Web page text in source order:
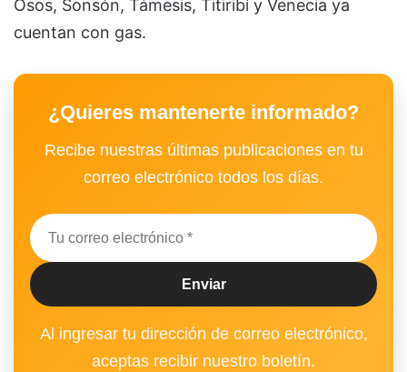
Osos, Sonsón, Támesis, Titiribí y Venecia ya
cuentan con gas.
¿Quieres mantenerte informado?
Recibe nuestras últimas publicaciones en tu
correo electrónico todos los días.
Al ingresar tu dirección de correo electrónico,
aceptas recibir nuestro boletín.